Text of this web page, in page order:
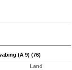
(A 9) (76)
Land